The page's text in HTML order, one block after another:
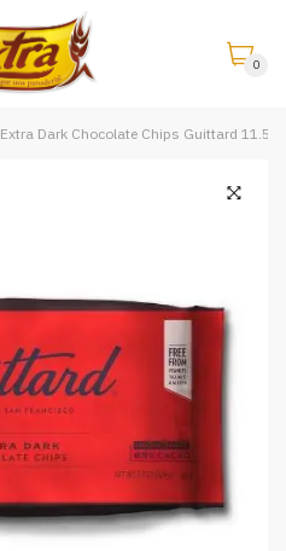
0
Extra Dark Chocolate Chips Guittard 11.5